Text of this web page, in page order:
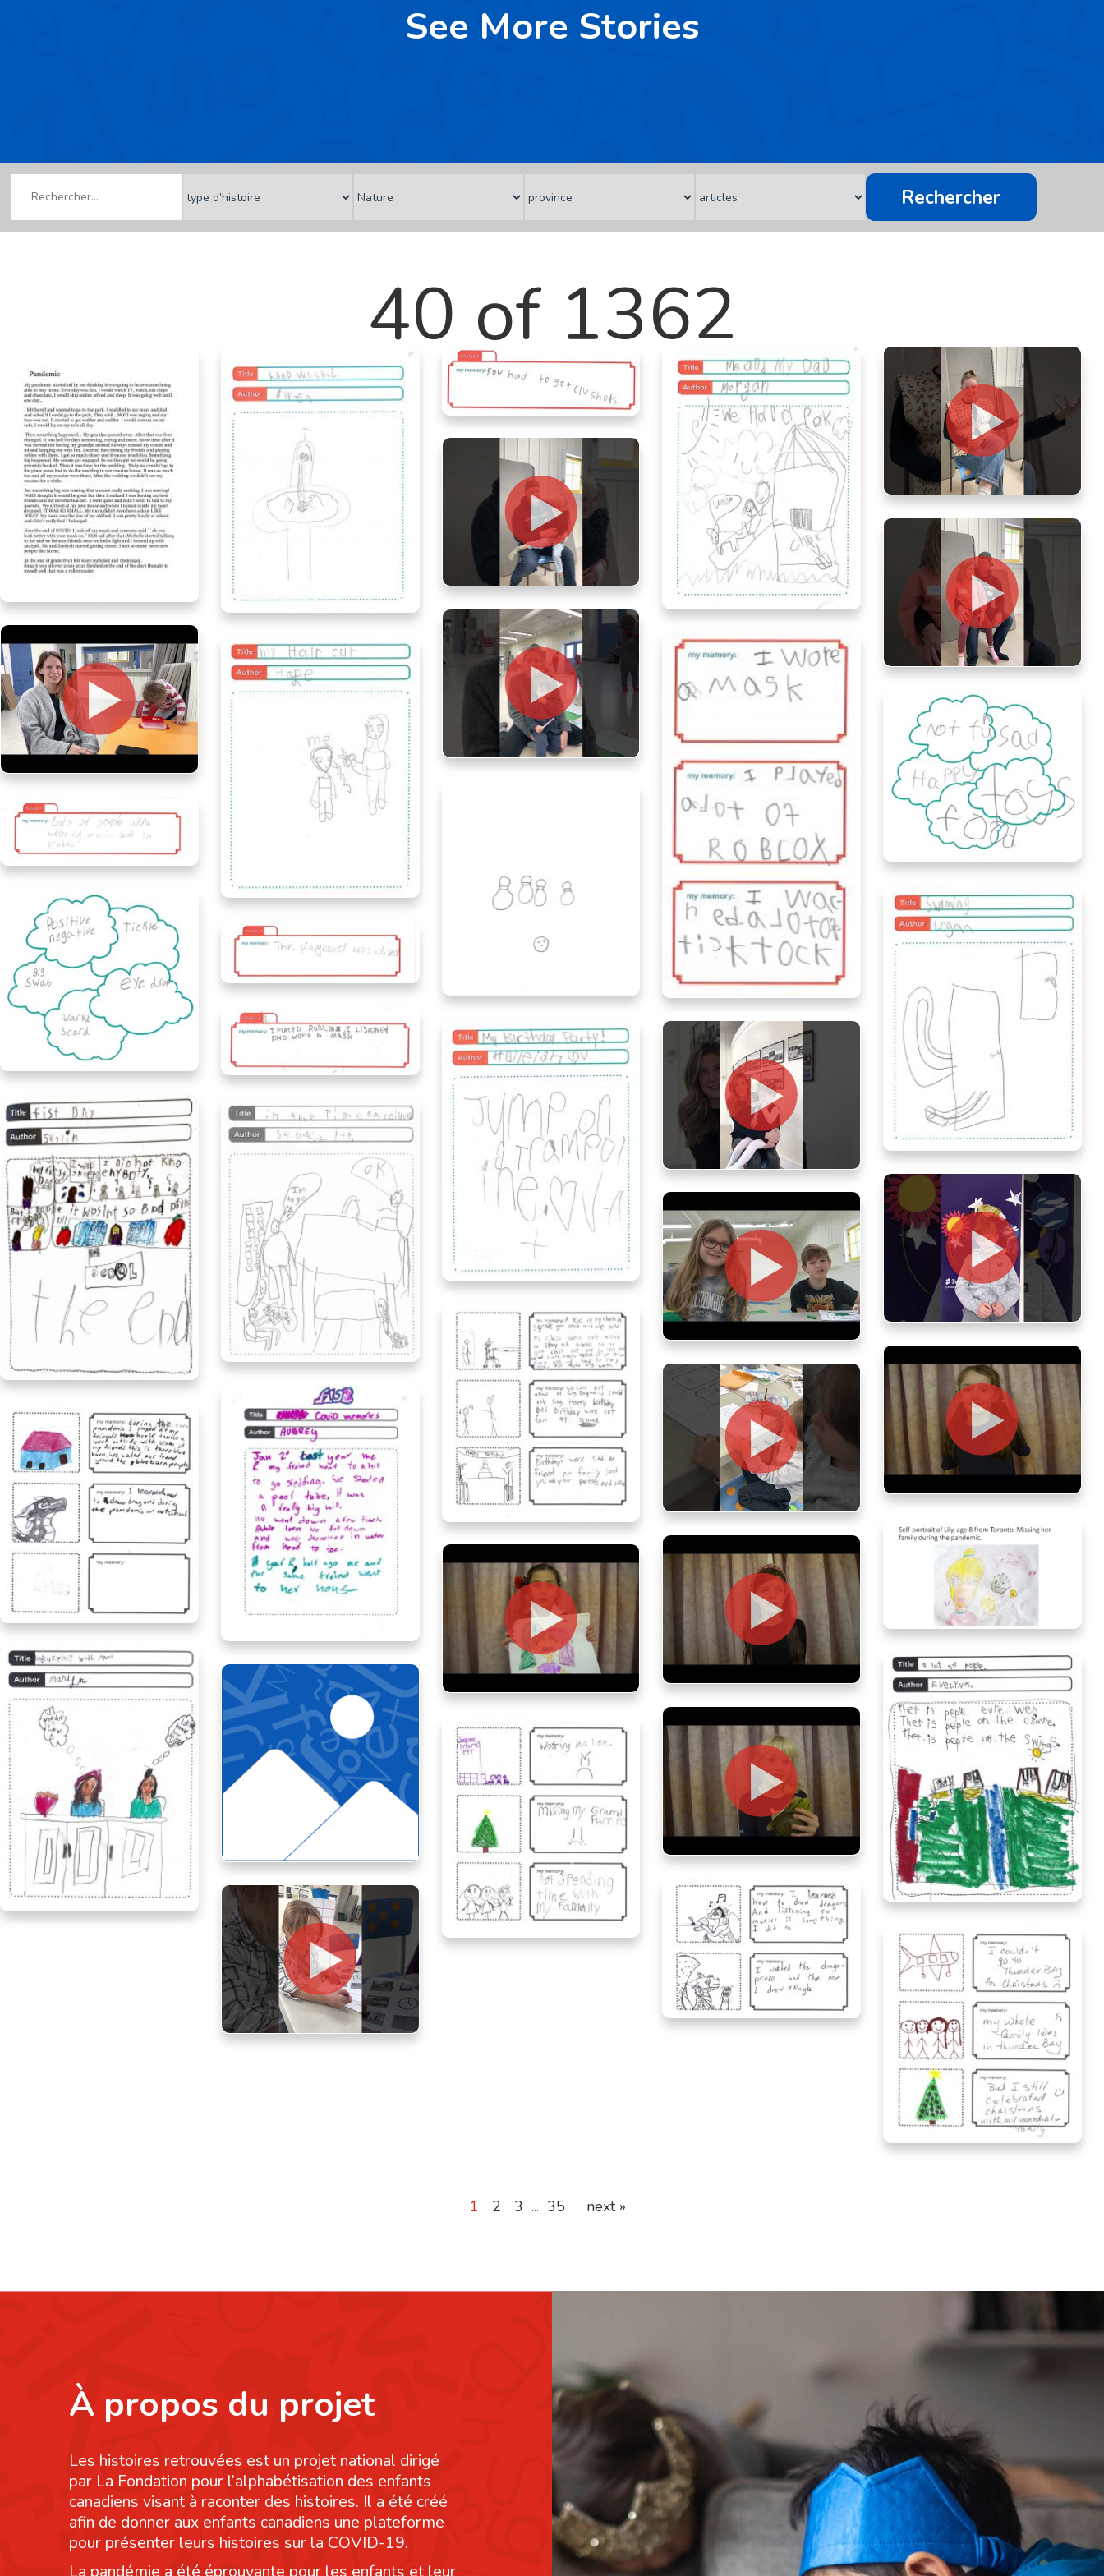
See More Stories
Rechercher
40 of 1362
Aleeza, age 11, Ontario
Owen, age 8, Alberta
Les Vaccins Contre La Grippe
Spencer, age 8, Alberta
Morgan, age 7, Alberta
Melissa, mom of Quinten and
Esme, age 3, Ontario
Notre Expérience de la
Pandémie
Evan and Oscar, age 4, Ontario
Evan and Isla, age 7, Ontario
Jennifer and Angus, age 2, Ontario
Paige and Oden, age 2, Ontario
Nolan, age 8, Alberta
Hope, age 7, Alberta
Natalie, age 8, Alberta
Cadence, age 8, Alberta
AlexandriaAlberta
Logan, age 9, Alberta
Lily, age 9, Alberta
Hunter, age 6, Alberta
Roblox
Bentley, age 8, Alberta
Haileigh, age 6, Alberta
Brittany and Piper, age 3, Ontario
Skylin, age 9, Ontario
Sebastian, age 8, Ontario
Les Ateliers
Marcello, age 11, Ontario
Les Ateliers
Gemma and Marcello, age 8 and
11, Ontario
Everly, age 11, Ontario
Elliott, age 7, Ontario
Casper, age 5, Ontario
Aubrey, age 10, Ontario
Alice Persephone, age 13, Ontario Lily, age 8, Ontario
Maya, age 8, Ontario
Niya, age 5, Ontario
Marjin, age 8, Ontario
Evelyna, age 7, Ontario
Edith, age 5, Ontario Stella, age 7, Ontario
Sophie, age 8, Ontario
Sadie, age 10, Ontario
River, age 5, Ontario
Poppy, age 7, Ontario
1 2 3 … 35 next »
À propos du projet
Les histoires retrouvées est un projet national dirigé
par La Fondation pour l’alphabétisation des enfants
canadiens visant à raconter des histoires. Il a été créé
afin de donner aux enfants canadiens une plateforme
pour présenter leurs histoires sur la COVID-19.
La pandémie a été éprouvante pour les enfants et leur